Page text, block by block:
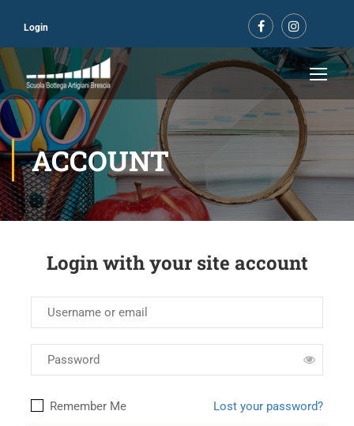
Login
ACCOUNT
Login with your site account
Lost your password?
Remember Me